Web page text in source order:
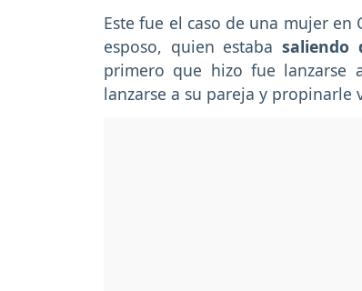
Este fue el caso de una mujer
esposo, quien estaba saliendo
primero que hizo fue lanzarse
lanzarse a su pareja y propinarle